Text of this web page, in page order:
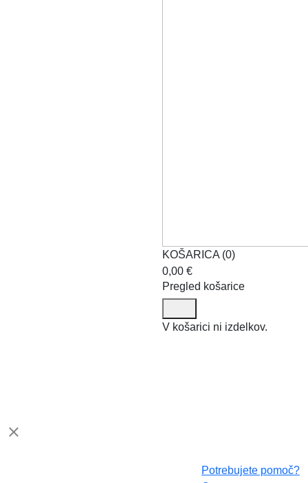
KOŠARICA (0)
0,00 €
Pregled košarice
V košarici ni izdelkov.
Potrebujete pomoč?